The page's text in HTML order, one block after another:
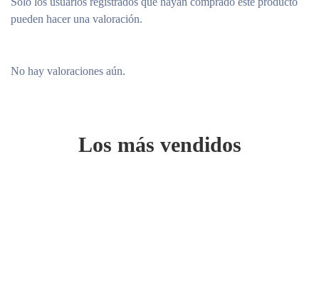
No hay valoraciones aún.
pueden hacer una valoración.
Los más vendidos